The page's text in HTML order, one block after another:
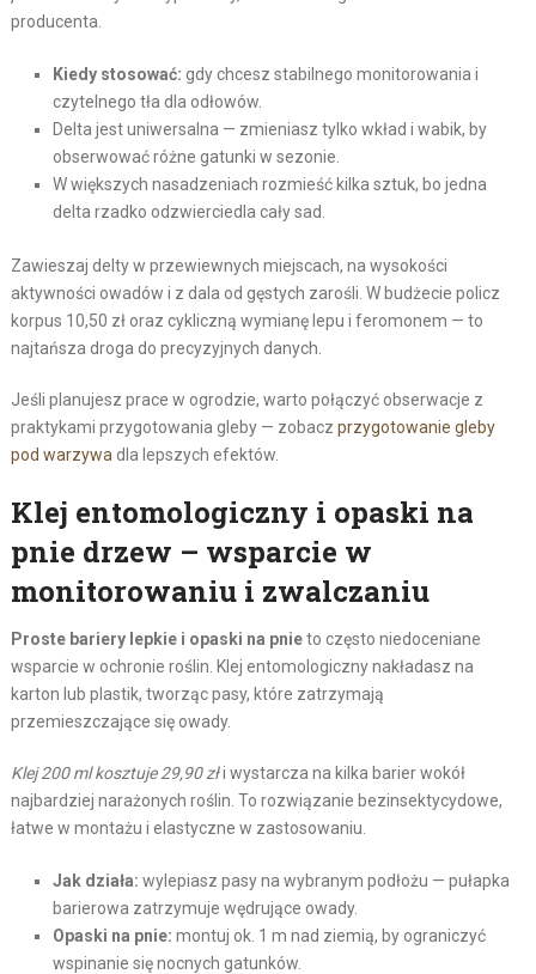
producenta.
Kiedy stosować: gdy chcesz stabilnego monitorowania i
czytelnego tła dla odłowów.
Delta jest uniwersalna — zmieniasz tylko wkład i wabik, by
obserwować różne gatunki w sezonie.
W większych nasadzeniach rozmieść kilka sztuk, bo jedna
delta rzadko odzwierciedla cały sad.
Zawieszaj delty w przewiewnych miejscach, na wysokości
aktywności owadów i z dala od gęstych zarośli. W budżecie policz
korpus 10,50 zł oraz cykliczną wymianę lepu i feromonem — to
najtańsza droga do precyzyjnych danych.
Jeśli planujesz prace w ogrodzie, warto połączyć obserwacje z
praktykami przygotowania gleby — zobacz przygotowanie gleby
pod warzywa dla lepszych efektów.
Klej entomologiczny i opaski na
pnie drzew – wsparcie w
monitorowaniu i zwalczaniu
Proste bariery lepkie i opaski na pnieto często niedoceniane
wsparcie w ochronie roślin. Klej entomologiczny nakładasz na
karton lub plastik, tworząc pasy, które zatrzymają
przemieszczające się owady.
Klej 200 ml kosztuje 29,90 złi wystarcza na kilka barier wokół
najbardziej narażonych roślin. To rozwiązanie bezinsektycydowe,
łatwe w montażu i elastyczne w zastosowaniu.
Jak działa: wylepiasz pasy na wybranym podłożu — pułapka
barierowa zatrzymuje wędrujące owady.
Opaski na pnie: montuj ok. 1 m nad ziemią, by ograniczyć
wspinanie się nocnych gatunków.